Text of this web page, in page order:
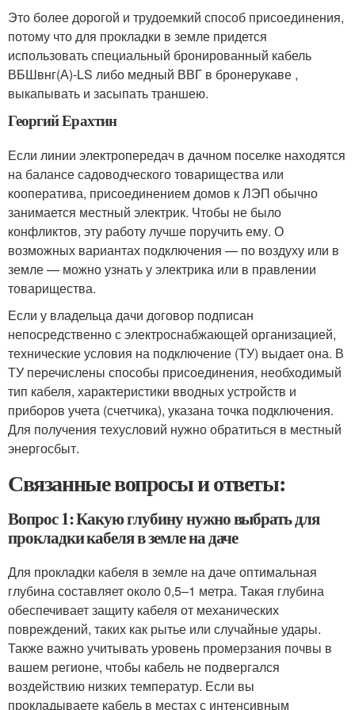
Это более дорогой и трудоемкий способ присоединения,
потому что для прокладки в земле придется
использовать специальный бронированный кабель
ВБШвнг(А)-LS либо медный ВВГ в бронерукаве ,
выкапывать и засыпать траншею.
Георгий Ерахтин
Если линии электропередач в дачном поселке находятся
на балансе садоводческого товарищества или
кооператива, присоединением домов к ЛЭП обычно
занимается местный электрик. Чтобы не было
конфликтов, эту работу лучше поручить ему. О
возможных вариантах подключения — по воздуху или в
земле — можно узнать у электрика или в правлении
товарищества.
Если у владельца дачи договор подписан
непосредственно с электроснабжающей организацией,
технические условия на подключение (ТУ) выдает она. В
ТУ перечислены способы присоединения, необходимый
тип кабеля, характеристики вводных устройств и
приборов учета (счетчика), указана точка подключения.
Для получения техусловий нужно обратиться в местный
энергосбыт.
Связанные вопросы и ответы:
Вопрос 1: Какую глубину нужно выбрать для
прокладки кабеля в земле на даче
Для прокладки кабеля в земле на даче оптимальная
глубина составляет около 0,5–1 метра. Такая глубина
обеспечивает защиту кабеля от механических
повреждений, таких как рытье или случайные удары.
Также важно учитывать уровень промерзания почвы в
вашем регионе, чтобы кабель не подвергался
воздействию низких температур. Если вы
прокладываете кабель в местах с интенсивным